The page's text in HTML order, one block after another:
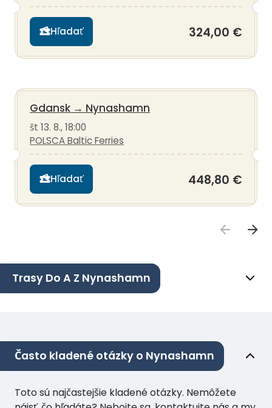
Hľadať 324,00 €
Gdansk → Nynashamn
št 13. 8., 18:00
POLSCA Baltic Ferries
Hľadať 448,80 €
Trasy Do A Z Nynashamn
Často kladené otázky o Nynashamn
Toto sú najčastejšie kladené otázky. Nemôžete